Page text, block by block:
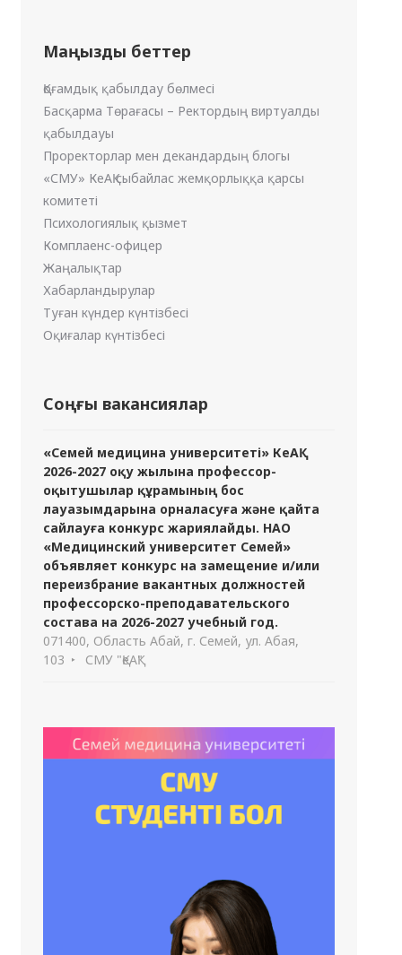
Маңызды беттер
Қоғамдық қабылдау бөлмесі
Басқарма Төрағасы – Ректордың виртуалды
қабылдауы
Проректорлар мен декандардың блогы
«СМУ» КеАҚ сыбайлас жемқорлыққа қарсы
комитеті
Психологиялық қызмет
Комплаенс-офицер
Жаңалықтар
Хабарландырулар
Туған күндер күнтізбесі
Оқиғалар күнтізбесі
Соңғы вакансиялар
«Семей медицина университеті» КеАҚ
2026-2027 оқу жылына профессор-
оқытушылар құрамының бос
лауазымдарына орналасуға және қайта
сайлауға конкурс жариялайды. НАО
«Медицинский университет Семей»
объявляет конкурс на замещение и/или
переизбрание вакантных должностей
профессорско-преподавательского
состава на 2026-2027 учебный год.
071400, Область Абай, г. Семей, ул. Абая,
103
СМУ "ҚеАҚ"